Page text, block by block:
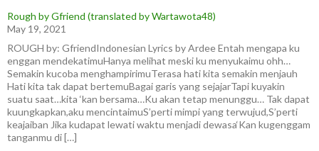
Rough by Gfriend (translated by Wartawota48)
May 19, 2021
ROUGH by: GfriendIndonesian Lyrics by Ardee Entah mengapa ku
enggan mendekatimuHanya melihat meski ku menyukaimu ohh…
Semakin kucoba menghampirimuTerasa hati kita semakin menjauh
Hati kita tak dapat bertemuBagai garis yang sejajarTapi kuyakin
suatu saat…kita ‘kan bersama…Ku akan tetap menunggu… Tak dapat
kuungkapkan,aku mencintaimuS’perti mimpi yang terwujud,S’perti
keajaiban Jika kudapat lewati waktu menjadi dewasa‘Kan kugenggam
tanganmu di […]